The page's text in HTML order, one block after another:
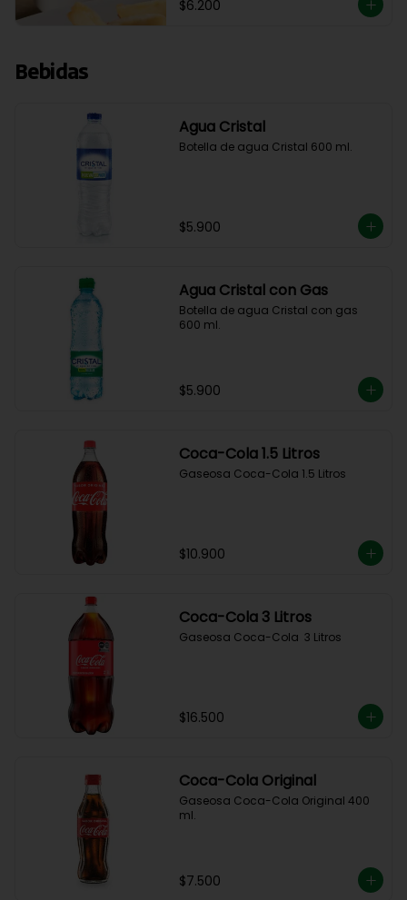
$6.200
Bebidas
Agua Cristal
Botella de agua Cristal 600 ml.
$5.900
Agua Cristal con Gas
Botella de agua Cristal con gas
600 ml.
$5.900
Coca-Cola 1.5 Litros
Gaseosa Coca-Cola 1.5 Litros
$10.900
Coca-Cola 3 Litros
Gaseosa Coca-Cola  3 Litros
$16.500
Coca-Cola Original
Gaseosa Coca-Cola Original 400
ml.
$7.500